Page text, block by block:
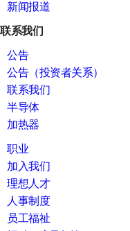
新闻报道
联系我们
公告
公告（投资者关系）
联系我们
半导体
加热器
职业
加入我们
理想人才
人事制度
员工福祉